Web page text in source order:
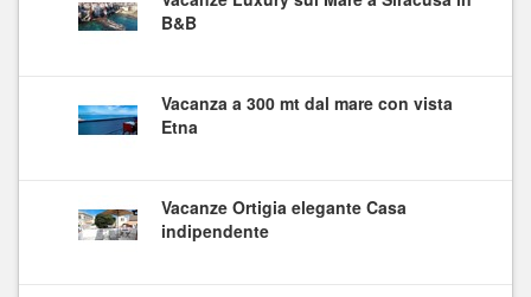
B&B
Vacanza a 300 mt dal mare con vista
Etna
Vacanze Ortigia elegante Casa
indipendente